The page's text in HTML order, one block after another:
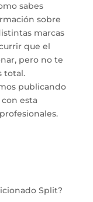
sabes
sobre
marcas
que el
pero no te
total.
publicando
esta
Split?